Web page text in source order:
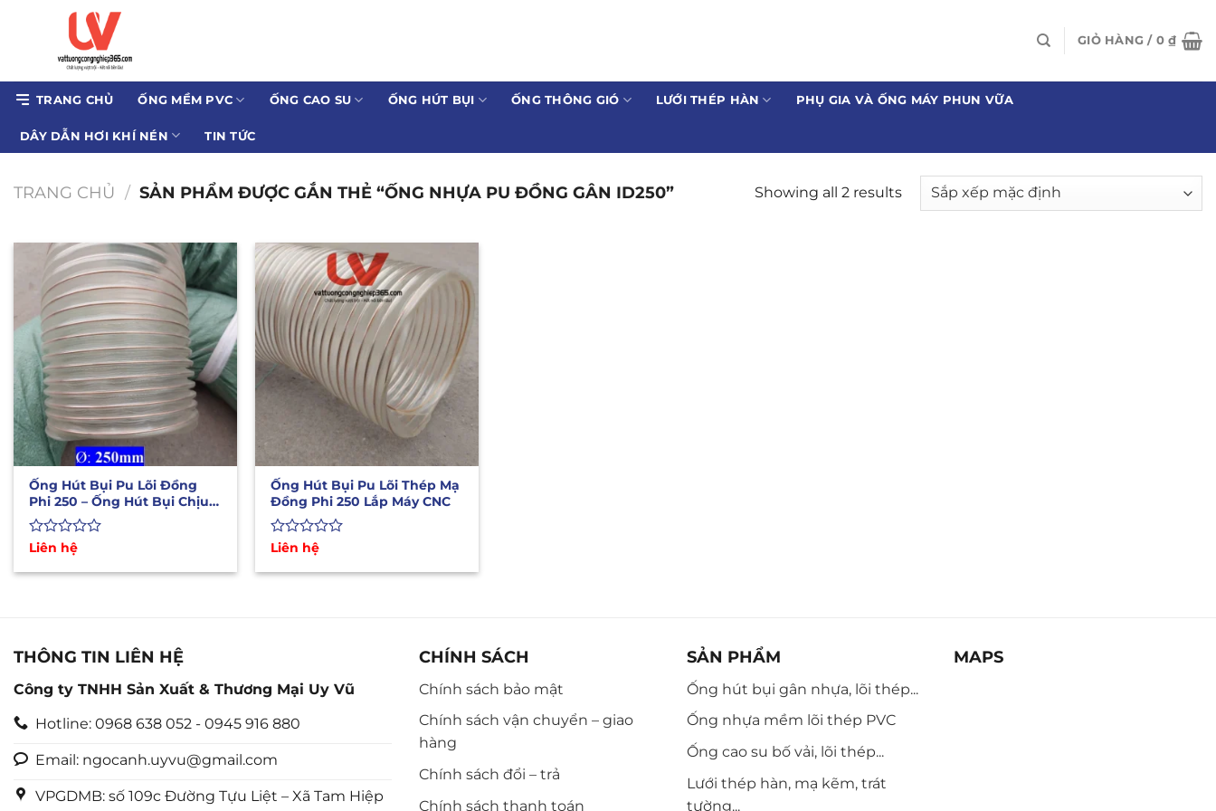
dung
GIỎ HÀNG / 0₫
TRANG CHỦ ỐNG MỀM PVC ỐNG CAO SU ỐNG HÚT BỤI ỐNG THÔNG GIÓ LƯỚI THÉP HÀN PHỤ GIA VÀ ỐNG MÁY PHUN VỮA
DÂY DẪN HƠI KHÍ NÉN TIN TỨC
TRANG CHỦ / SẢN PHẨM ĐƯỢC GẮN THẺ “ỐNG NHỰA PU ĐỒNG GÂN ID250” Showing all 2 results
Ống Hút Bụi Pu Lõi Đồng
Phi 250 – Ống Hút Bụi Chịu
Nhiệt 125oC
Được
hạng
Liên hệ
Ống Hút Bụi Pu Lõi Thép Mạ
Đồng Phi 250 Lắp Máy CNC
Được
hạng
Liên hệ
THÔNG TIN LIÊN HỆ
Công ty TNHH Sản Xuất & Thương Mại Uy Vũ
Hotline: 0968 638 052 - 0945 916 880
Email: ngocanh.uyvu@gmail.com
VPGDMB: số 109c Đường Tựu Liệt – Xã Tam Hiệp
CHÍNH SÁCH
Chính sách bảo mật
Chính sách vận chuyển – giao
hàng
Chính sách đổi – trả
Chính sách thanh toán
SẢN PHẨM
Ống hút bụi gân nhựa, lõi thép...
Ống nhựa mềm lõi thép PVC
Ống cao su bố vải, lõi thép...
Lưới thép hàn, mạ kẽm, trát
tường...
MAPS